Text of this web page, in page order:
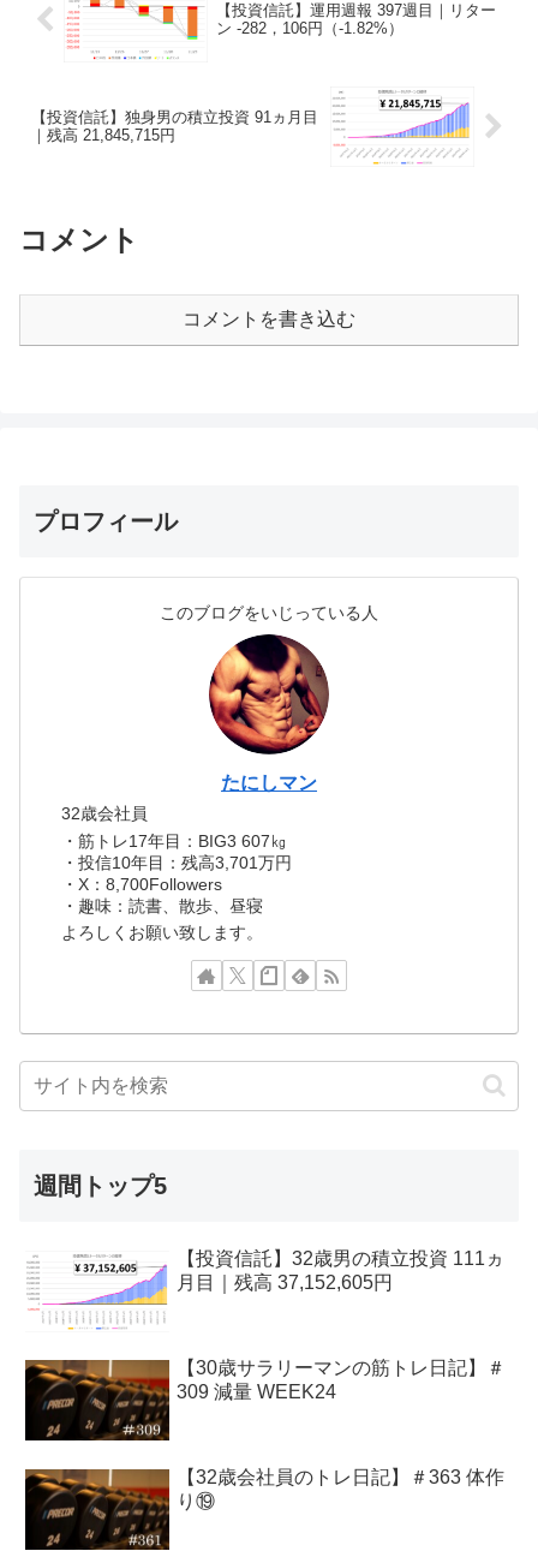
【投資信託】運用週報 397週目｜リター
ン -282，106円（-1.82%）
【投資信託】独身男の積立投資 91ヵ月目
｜残高 21,845,715円
コメント
コメントを書き込む
プロフィール
このブログをいじっている人
たにしマン
32歳会社員
・筋トレ17年目：BIG3 607㎏
・投信10年目：残高3,701万円
・X：8,700Followers
・趣味：読書、散歩、昼寝
よろしくお願い致します。
週間トップ5
【投資信託】32歳男の積立投資 111ヵ
月目｜残高 37,152,605円
【30歳サラリーマンの筋トレ日記】＃
309 減量 WEEK24
【32歳会社員のトレ日記】＃363 体作
り⑲